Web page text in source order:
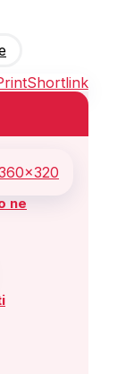
Shortlink
ne